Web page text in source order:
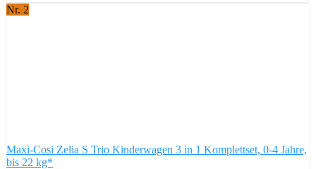
Nr. 2
Maxi-Cosi Zelia S Trio Kinderwagen 3 in 1 Komplettset, 0-4 Jahre,
bis 22 kg*